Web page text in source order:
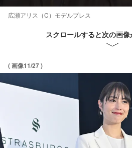
広瀬アリス（C）モデルプレス
スクロールすると次の画
( 画像11/27 )